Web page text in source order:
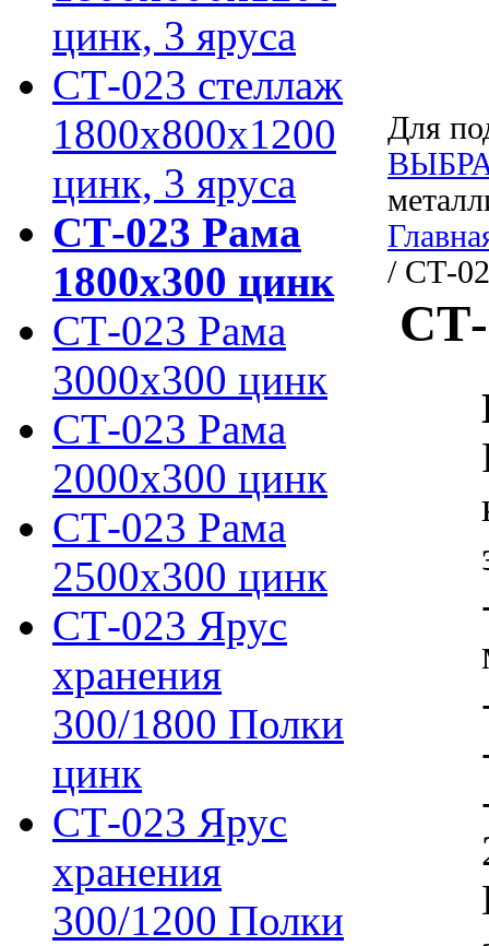
цинк, 3 яруса
СТ-023 стеллаж
1800х800х1200
цинк, 3 яруса
СТ-023 Рама
1800х300 цинк
СТ-023 Рама
3000х300 цинк
СТ-023 Рама
2000х300 цинк
СТ-023 Рама
2500х300 цинк
СТ-023 Ярус
хранения
300/1800 Полки
цинк
СТ-023 Ярус
хранения
300/1200 Полки
Для
/ СТ-
СТ-